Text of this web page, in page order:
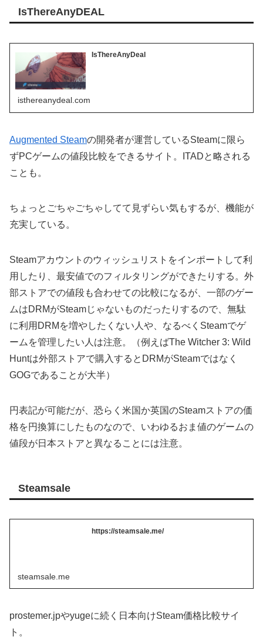
IsThereAnyDEAL
IsThereAnyDeal
isthereanydeal.com
Augmented Steamの開発者が運営しているSteamに限ら
ずPCゲームの値段比較をできるサイト。ITADと略される
ことも。
ちょっとごちゃごちゃしてて見ずらい気もするが、機能が
充実している。
Steamアカウントのウィッシュリストをインポートして利
用したり、最安値でのフィルタリングができたりする。外
部ストアでの値段も合わせての比較になるが、一部のゲー
ムはDRMがSteamじゃないものだったりするので、無駄
に利用DRMを増やしたくない人や、なるべくSteamでゲ
ームを管理したい人は注意。（例えばThe Witcher 3: Wild
Huntは外部ストアで購入するとDRMがSteamではなく
GOGであることが大半）
円表記が可能だが、恐らく米国か英国のSteamストアの価
格を円換算にしたものなので、いわゆるおま値のゲームの
値段が日本ストアと異なることには注意。
Steamsale
https://steamsale.me/
steamsale.me
prostemer.jpやyugeに続く日本向けSteam価格比較サイ
ト。